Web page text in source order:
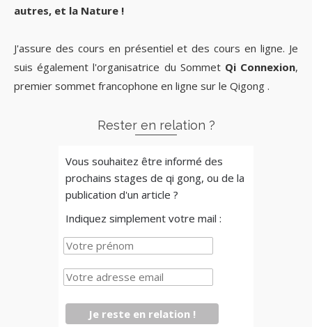
autres, et la Nature !
J'assure des cours en présentiel et des cours en ligne. Je
suis également l'organisatrice du Sommet Qi Connexion,
premier sommet francophone en ligne sur le Qigong .
Rester en relation ?
Vous souhaitez être informé des
prochains stages de qi gong, ou de la
publication d'un article ?
Indiquez simplement votre mail :